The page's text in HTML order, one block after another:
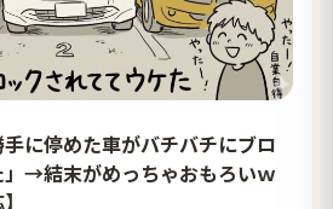
に停めた車がバチバチにブロ
」→結末がめっちゃおもろいｗ